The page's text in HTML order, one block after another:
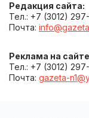
Редакция сайта:
Тел.: +7 (3012)
Почта:
Реклама на
Тел.: +7 (3012)
Почта: gazeta-